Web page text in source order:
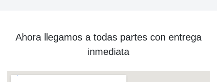
Ahora llegamos a todas partes con entrega
inmediata